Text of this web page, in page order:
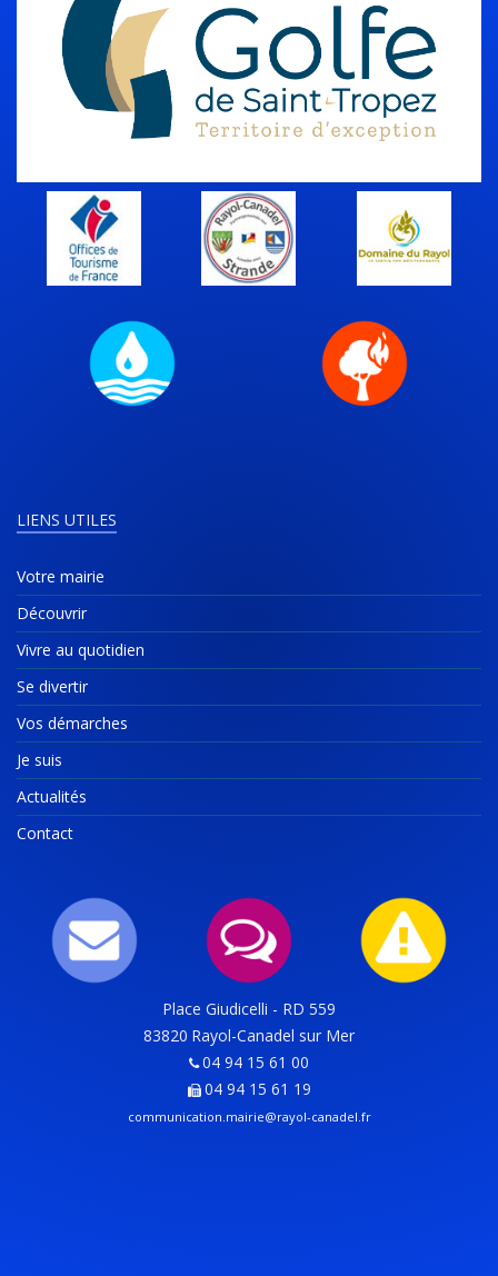
LIENS UTILES
Votre mairie
Découvrir
Vivre au quotidien
Se divertir
Vos démarches
Je suis
Actualités
Contact
Place Giudicelli - RD 559
83820 Rayol-Canadel sur Mer
04 94 15 61 00
04 94 15 61 19
communication.mairie@rayol-canadel.fr